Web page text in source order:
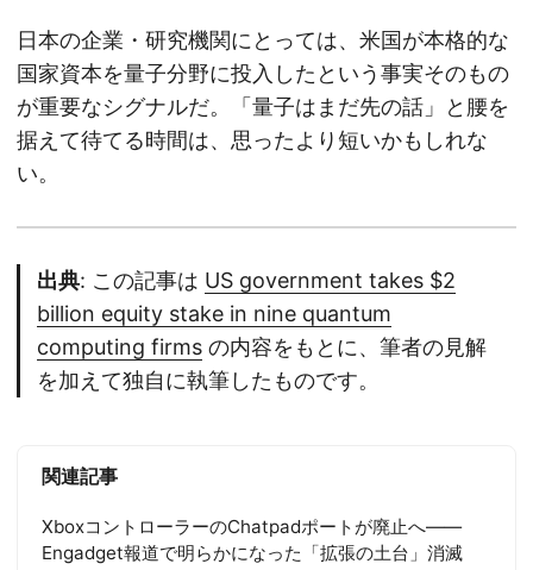
日本の企業・研究機関にとっては、米国が本格的な
国家資本を量子分野に投入したという事実そのもの
が重要なシグナルだ。「量子はまだ先の話」と腰を
据えて待てる時間は、思ったより短いかもしれな
い。
出典: この記事は US government takes $2
billion equity stake in nine quantum
computing firms の内容をもとに、筆者の見解
を加えて独自に執筆したものです。
関連記事
XboxコントローラーのChatpadポートが廃止へ——
Engadget報道で明らかになった「拡張の土台」消滅